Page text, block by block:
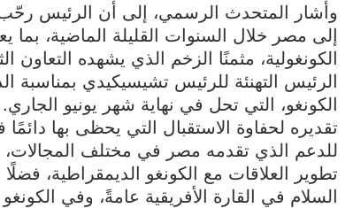
وأشار المتحدث الرسمي، إلى أن الرئيس
إلى مصر خلال السنوات القليلة الماضية،
الكونغولية، مثمنًا الزخم الذي يشهده التعاون
الرئيس التهنئة للرئيس تشيسيكيدي بمناسبة
الكونغو، التي تحل في نهاية شهر يونيو
تقديره لحفاوة الاستقبال التي يحظى بها دائمًا
للدعم الذي تقدمه مصر في مختلف
تطوير العلاقات مع الكونغو الديمقراطية،
السلام في القارة الأفريقية عامةً، وفي